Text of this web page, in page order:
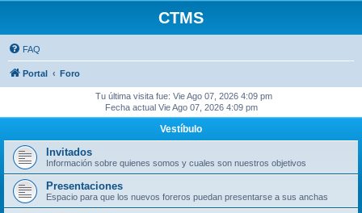
CTMS
FAQ
Portal Foro
Tu última visita fue: Vie Ago 07, 2026 4:09 pm
Fecha actual Vie Ago 07, 2026 4:09 pm
Vestíbulo
Invitados
Información sobre quienes somos y cuales son nuestros objetivos
Presentaciones
Espacio para que los nuevos foreros puedan presentarse a sus anchas